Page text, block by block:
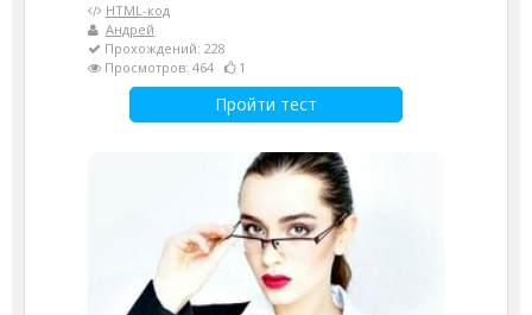
HTML-код
Андрей
Прохождений: 228
Просмотров: 464
1
Пройти тест